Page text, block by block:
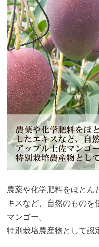
農薬や化学肥料をほとん
キスなど、自然のものを
マンゴー。
特別栽培農産物として認